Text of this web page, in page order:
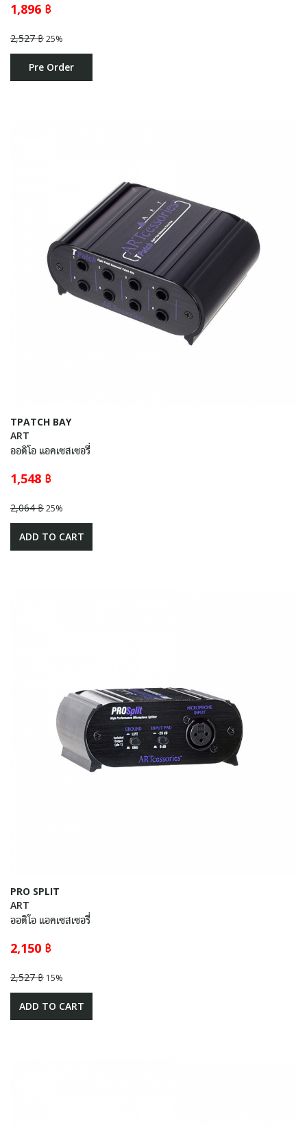
1,896 ฿
2,527 ฿25%
Pre Order
TPATCH BAY
ART
ออดิโอ แอคเซสเซอรี่
1,548 ฿
2,064 ฿25%
ADD TO CART
PRO SPLIT
ART
ออดิโอ แอคเซสเซอรี่
2,150 ฿
2,527 ฿ 15%
ADD TO CART